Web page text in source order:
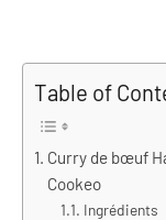
Table of
Curry de bœuf
Cookeo
Ingrédients